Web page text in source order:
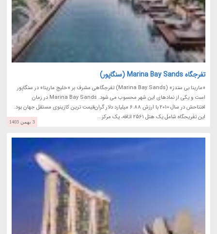
تفرجگاه Marina Bay Sands (سنگاپور)
«مارینا بی سندز» (Marina Bay Sands) تفرجگاهی مشرف بر «خلیج مارینا» در سنگاپور
است و یکی از نمادهای این شهر محسوب می شود. Marina Bay Sands در زمان
افتتاحش در سال 2010 با ارزش 6.88 میلیارد دلار گران‌قیمت ترین کازینوی مستقل جهان بود.
این تفریحگاه شامل یک هتل 2561 اتاقه، یک مرکز...
3 بهمن 1403